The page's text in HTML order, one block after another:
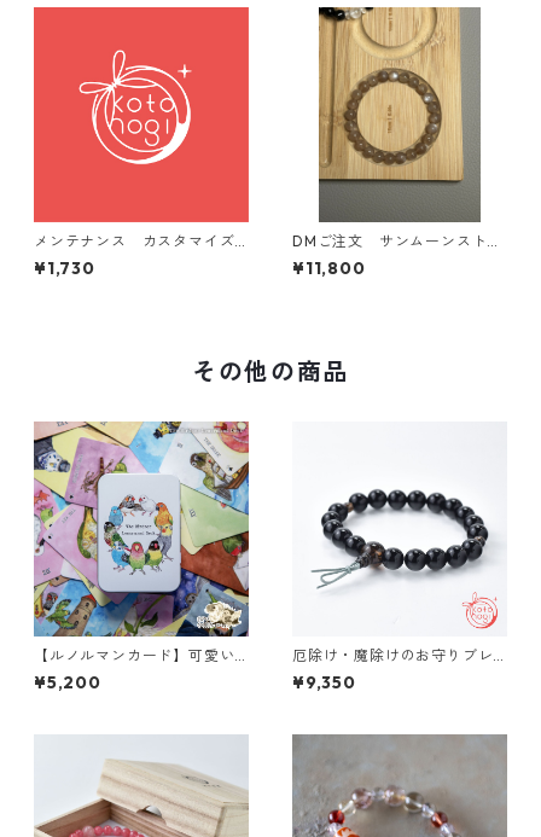
メンテナンス カスタマイズ
用 ブレスレットのお直し
¥1,730
DMご注文 サンムーンストー
ン オーダーメイドブレスレ
ット
¥11,800
その他の商品
【ルノルマンカード】可愛い
鳥たちのThe Birdner Lenorm
and Deck
¥5,200
厄除け・魔除けのお守りブレ
スレット「甘露」モリオン
¥9,350